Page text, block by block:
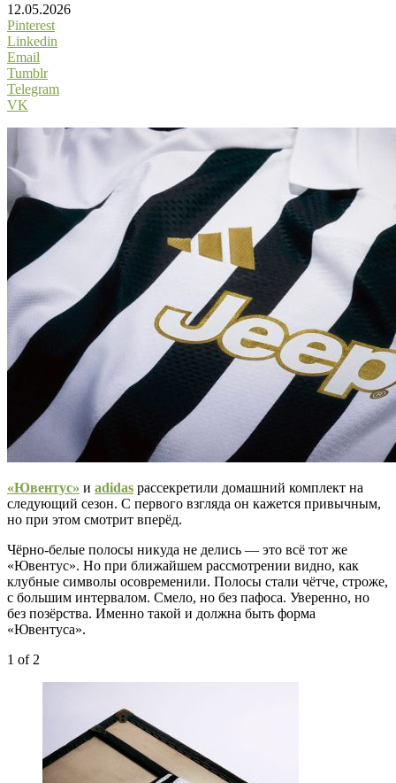
12.05.2026
Pinterest
Linkedin
Email
Tumblr
Telegram
VK
«Ювентус» и adidas рассекретили домашний комплект на
следующий сезон. С первого взгляда он кажется привычным,
но при этом смотрит вперёд.
Чёрно-белые полосы никуда не делись — это всё тот же
«Ювентус». Но при ближайшем рассмотрении видно, как
клубные символы осовременили. Полосы стали чётче, строже,
с большим интервалом. Смело, но без пафоса. Уверенно, но
без позёрства. Именно такой и должна быть форма
«Ювентуса».
1 of 2